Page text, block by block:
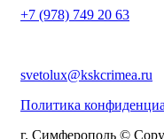
+7 (978) 749 20 63
svetolux@kskcrimea.ru
Политика
г. Симферополь ©